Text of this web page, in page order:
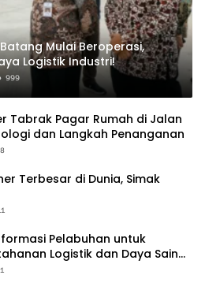
Mulai Beroperasi,
Logistik Industri!
999
Tabrak Pagar Rumah di Jalan
dan Langkah Penanganan
Terbesar di Dunia, Simak
Pelabuhan untuk
Logistik dan Daya Saing